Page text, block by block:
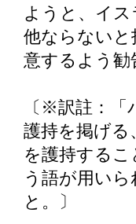
ようと、イ
他ならないと
意するよう勧
〔※訳註：
護持を掲げる
を護持する
う語が用い
と。〕